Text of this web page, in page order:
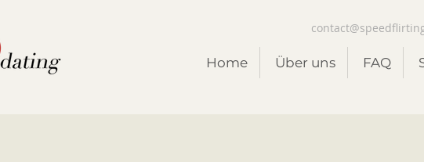
Home Über uns FAQ